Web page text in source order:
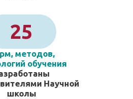
25
методов,
обучения
Научной
школы